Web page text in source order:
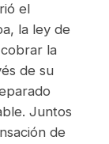
el
la ley de
la
de su
Juntos
de